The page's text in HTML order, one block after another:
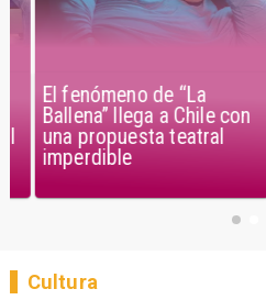
El fenómeno de “La
Ballena” llega a Chile con
una propuesta teatral
imperdible
Cultura